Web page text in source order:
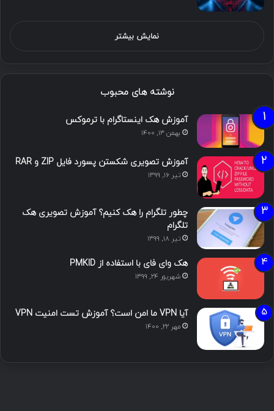
نمایش بیشتر
نوشته های محبوب
آموزش هک اینستاگرام با ترموکس
بهمن ۱۳, ۱۴۰۰
آموزش تصویری شکستن پسورد فایل ZIP و RAR
تیر ۱۶, ۱۳۹۹
چطور تلگرام را هک کنیم؟ آموزش تصویری هک
تلگرام
تیر ۱۸, ۱۳۹۹
هک وای فای با استفاده از PMKID
شهریور ۲۴, ۱۳۹۹
آیا VPN ما امن است؟ آموزش تست امنیت VPN
مهر ۲۲, ۱۴۰۰